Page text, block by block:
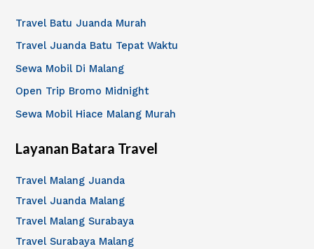
t
u
k
Travel Batu Juanda Murah
Travel Juanda Batu Tepat Waktu
Sewa Mobil Di Malang
Open Trip Bromo Midnight
Sewa Mobil Hiace Malang Murah
Layanan Batara Travel
Travel Malang Juanda
Travel Juanda Malang
Travel Malang Surabaya
Travel Surabaya Malang